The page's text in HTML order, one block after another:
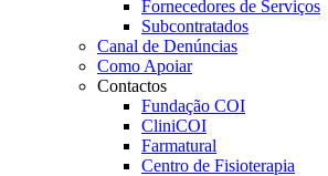
Fornecedores de Serviços
Subcontratados
Canal de Denúncias
Como Apoiar
Contactos
Fundação COI
CliniCOI
Farmatural
Centro de Fisioterapia